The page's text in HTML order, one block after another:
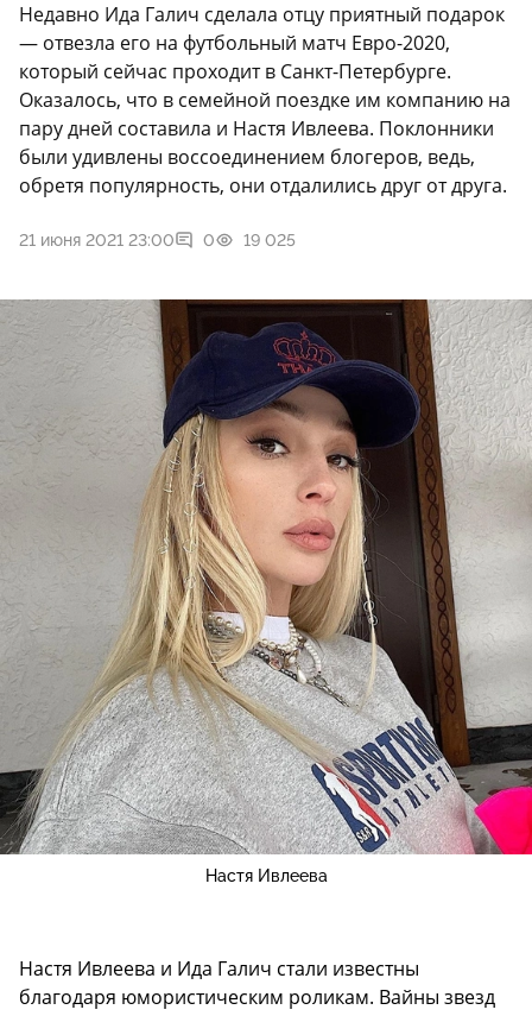
Недавно Ида Галич сделала отцу приятный подарок
— отвезла его на футбольный матч Евро-2020,
который сейчас проходит в Санкт-Петербурге.
Оказалось, что в семейной поездке им компанию на
пару дней составила и Настя Ивлеева. Поклонники
были удивлены воссоединением блогеров, ведь,
обретя популярность, они отдалились друг от друга.
21 июня 2021 23:00 0 19 025
Настя Ивлеева
Настя Ивлеева и Ида Галич стали известны
благодаря юмористическим роликам. Вайны звезд